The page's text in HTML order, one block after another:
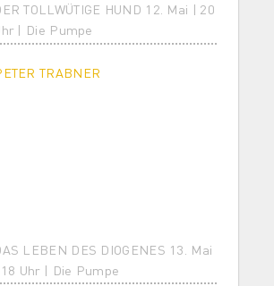
TOLLWÜTIGE HUND 12. Mai | 20
| Die Pumpe
TRABNER
LEBEN DES DIOGENES 13. Mai
Uhr | Die Pumpe